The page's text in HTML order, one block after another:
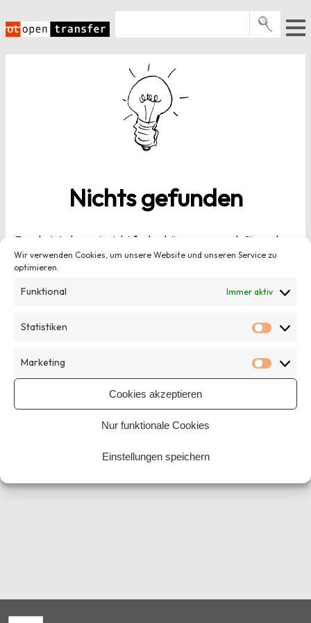
Wir verwenden Cookies, um unsere Website und unseren Service zu
optimieren.
Funktional Immer aktiv
Statistiken
Marketing
Cookies akzeptieren
Nur funktionale Cookies
Einstellungen speichern
Inhalt
springen
E-Books
Newsletter
Nichts gefunden
Es scheint, dass wir nicht finden können, wonach Sie suchen.
Vielleicht kann das Suchen helfen.
Home›Beiträge getaggt "diversitätsbewusst"